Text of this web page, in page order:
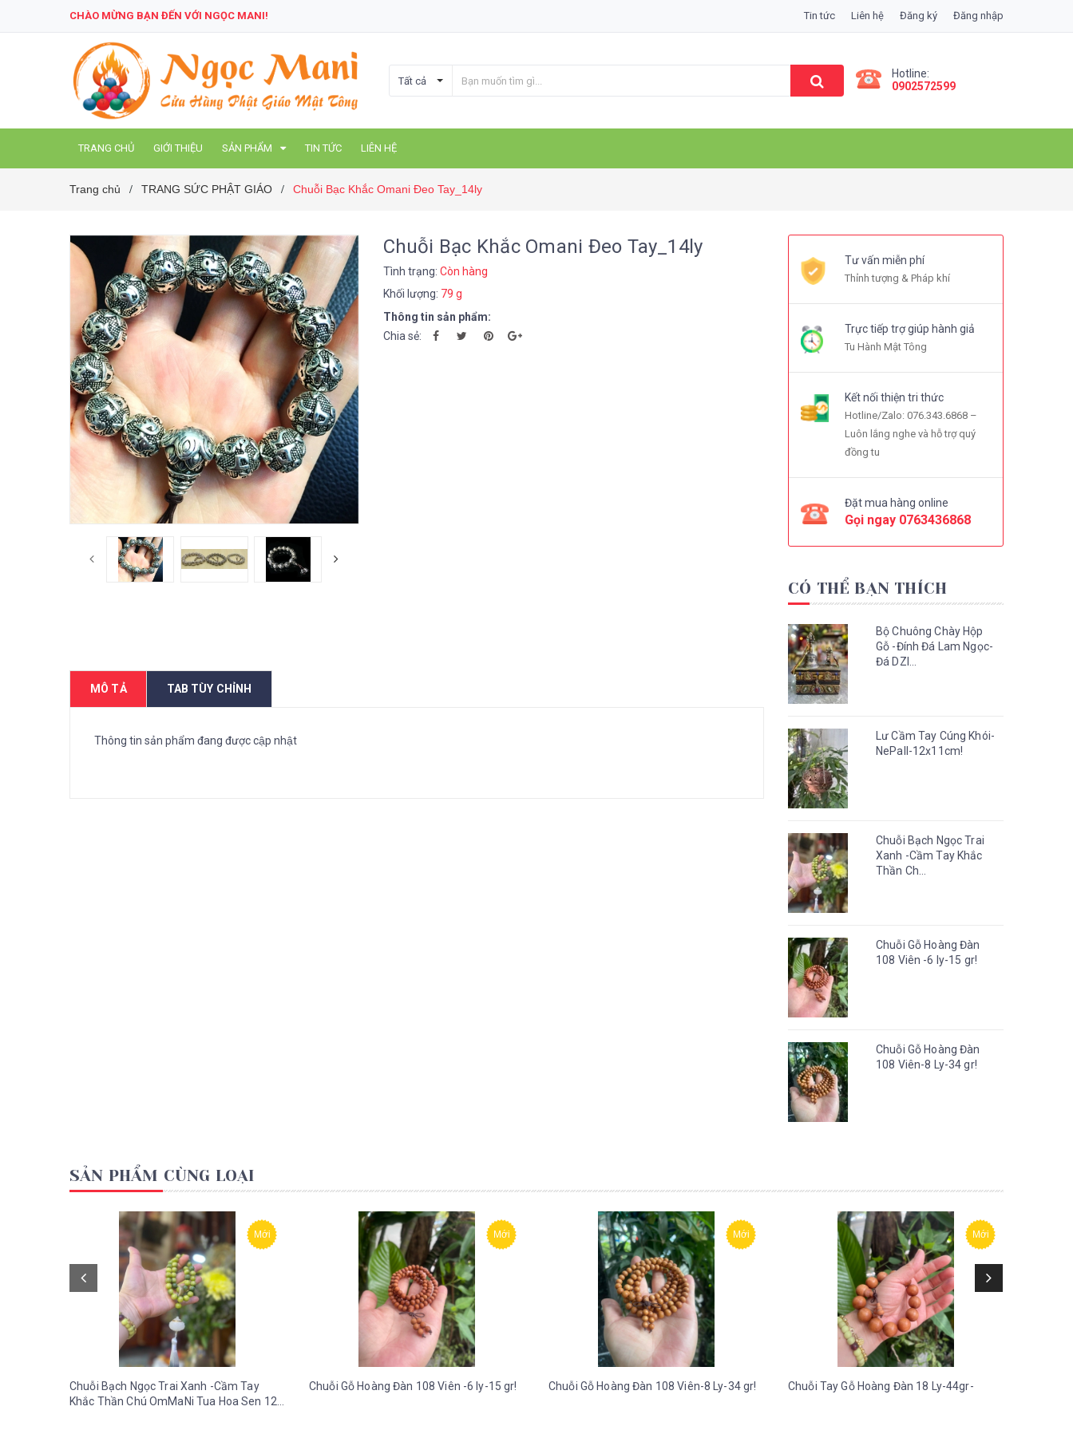
CHÀO MỪNG BẠN ĐẾN VỚI NGỌC MANI! Tin tức Liên hệ Đăng ký Đăng nhập
Tất cả
Hotline:
0902572599
TRANG CHỦ GIỚI THIỆU SẢN PHẨM TIN TỨC LIÊN HỆ
Trang chủ / TRANG SỨC PHẬT GIÁO / Chuỗi Bạc Khắc Omani Đeo Tay_14ly
Chuỗi Bạc Khắc Omani Đeo Tay_14ly
Tình trạng: Còn hàng
Khối lượng: 79 g
Thông tin sản phẩm:
Chia sẻ:
MÔ TẢ TAB TÙY CHỈNH
Thông tin sản phẩm đang được cập nhật
Tư vấn miễn phí
Thỉnh tượng & Pháp khí
Trực tiếp trợ giúp hành giả
Tu Hành Mật Tông
Kết nối thiện tri thức
Hotline/Zalo: 076.343.6868 –
Luôn lắng nghe và hỗ trợ quý
đồng tu
Đặt mua hàng online
Gọi ngay 0763436868
CÓ THỂ BẠN THÍCH
Bộ Chuông Chày Hộp
Gỗ -Đính Đá Lam Ngọc-
Đá DZI...
Lư Cầm Tay Cúng Khói-
NePall-12x11cm!
Chuỗi Bạch Ngọc Trai
Xanh -Cầm Tay Khắc
Thần Ch...
Chuỗi Gỗ Hoàng Đàn
108 Viên -6 ly-15 gr!
Chuỗi Gỗ Hoàng Đàn
108 Viên-8 Ly-34 gr!
SẢN PHẨM CÙNG LOẠI
Mới
Chuỗi Bạch Ngọc Trai Xanh -Cầm Tay
Khắc Thần Chú OmMaNi Tua Hoa Sen 12
Mới
Chuỗi Gỗ Hoàng Đàn 108 Viên -6 ly-15 gr!
Mới
Chuỗi Gỗ Hoàng Đàn 108 Viên-8 Ly-34 gr!
Mới
Chuỗi Tay Gỗ Hoàng Đàn 18 Ly-44gr-